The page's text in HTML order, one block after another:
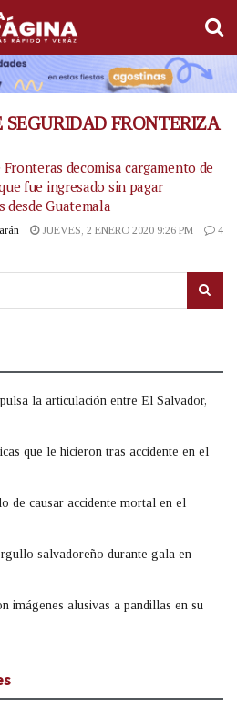
SEGURIDAD FRONTERIZA
decomisa cargamento de
fue ingresado sin pagar
desde Guatemala
JUEVES, 2 ENERO 2020 9:26 PM 4
la articulación entre El Salvador,
que le hicieron tras accidente en el
de causar accidente mortal en el
salvadoreño durante gala en
imágenes alusivas a pandillas en su